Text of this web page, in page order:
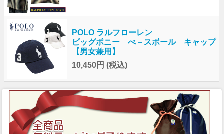
POLO ラルフローレン
ビッグポニー べ－スボール キャップ
【男女兼用】
10,450円 (税込)